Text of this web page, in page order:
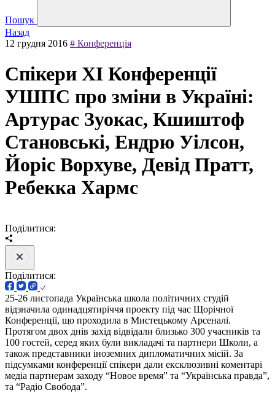
Пошук
Назад
12 грудня 2016 # Конференція
Спікери XI Конференції
УШПС про зміни в Україні:
Артурас Зуокас, Кшиштоф
Становські, Ендрю Уілсон,
Йоріс Ворхуве, Девід Пратт,
Ребекка Хармс
Поділитися:
Поділитися:
25-26 листопада Українська школа політичних студій
відзначила одинадцятиріччя проекту під час Щорічної
Конференції, що проходила в Мистецькому Арсеналі.
Протягом двох днів захід відвідали близько 300 учасників та
100 гостей, серед яких були викладачі та партнери Школи, а
також представники іноземних дипломатичних місій. За
підсумками конференції спікери дали ексклюзивні коментарі
медіа партнерам заходу “Новое время” та “Українська правда”,
та “Радіо Свобода”.